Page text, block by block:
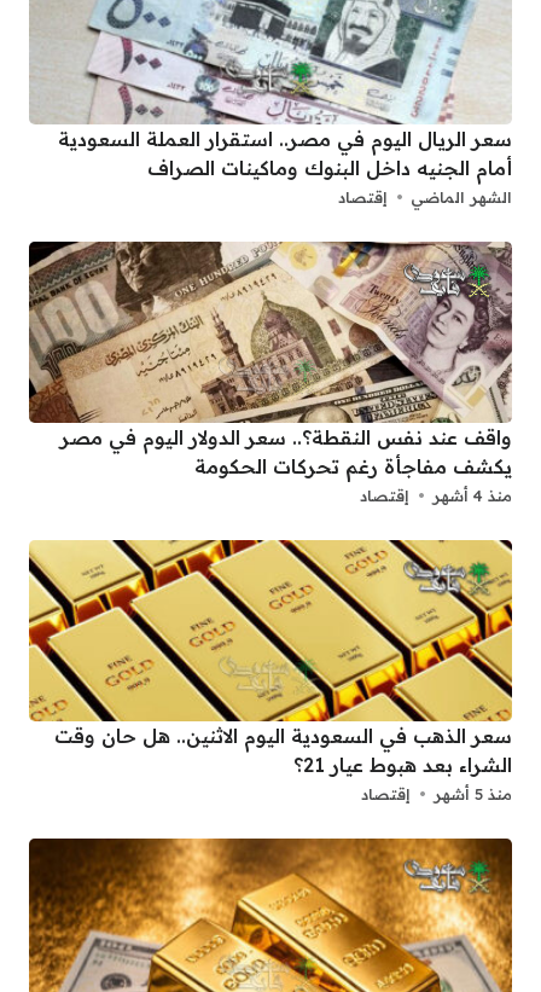
سعر الريال اليوم في مصر.. استقرار العملة السعودية
أمام الجنيه داخل البنوك وماكينات الصراف
الشهر الماضي إقتصاد
واقف عند نفس النقطة؟.. سعر الدولار اليوم في مصر
يكشف مفاجأة رغم تحركات الحكومة
منذ 4 أشهر إقتصاد
سعر الذهب في السعودية اليوم الاثنين.. هل حان وقت
الشراء بعد هبوط عيار 21؟
منذ 5 أشهر إقتصاد